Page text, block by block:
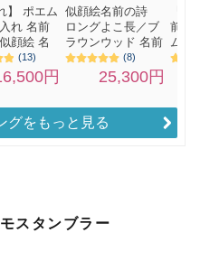
グをもっと見る
スタンブラー